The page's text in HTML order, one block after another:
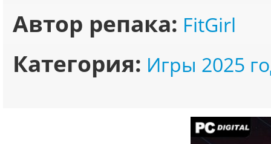
Автор репака: FitGirl
Категория: Игры 2025